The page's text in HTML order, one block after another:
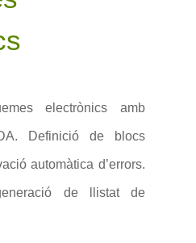
electrònics amb
Definició de blocs
automàtica d’errors.
de llistat de